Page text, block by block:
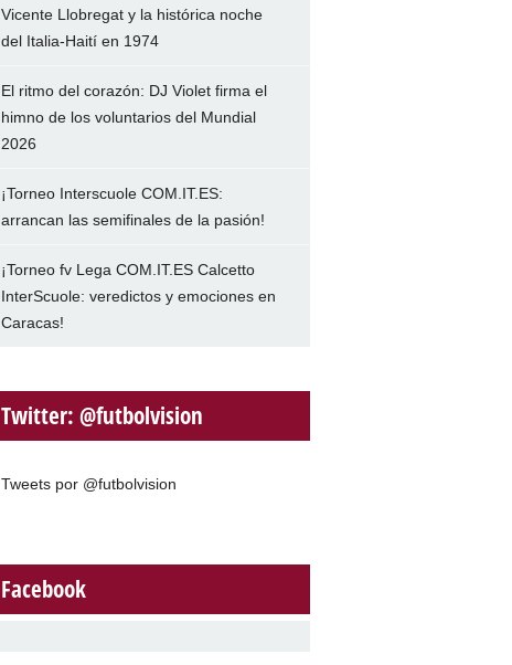
Vicente Llobregat y la histórica noche
del Italia-Haití en 1974
El ritmo del corazón: DJ Violet firma el
himno de los voluntarios del Mundial
2026
¡Torneo Interscuole COM.IT.ES:
arrancan las semifinales de la pasión!
¡Torneo fv Lega COM.IT.ES Calcetto
InterScuole: veredictos y emociones en
Caracas!
Twitter: @futbolvision
Tweets por @futbolvision
Facebook